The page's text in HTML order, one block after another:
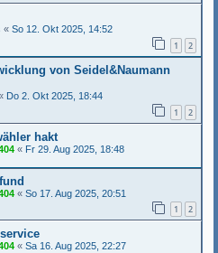
« So 12. Okt 2025, 14:52
1 2
von Seidel&Naumann
Do 2. Okt 2025, 18:44
1 2
hakt
« Fr 29. Aug 2025, 18:48
« So 17. Aug 2025, 20:51
1 2
« Sa 16. Aug 2025, 22:27